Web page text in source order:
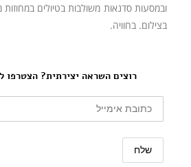
רוצים השראה יצירתית? הצטרפו
ובמסעות סדנאות משולבות בטיולים במחוזות
בצילום. בחוויה.